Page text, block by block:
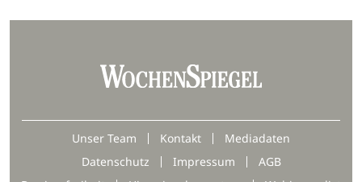
Unser Team Kontakt
Mediadaten
Datenschutz
Impressum
AGB